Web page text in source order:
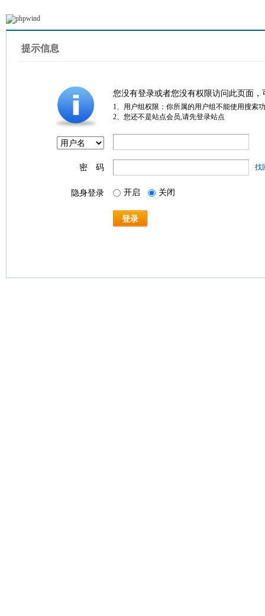
提示信息
您没有登录或者您没有权限访问此页面
1、用户组权限：你所属的用户组不能使用搜索
2、您还不是站点会员,请先登录站点
密 码 找
隐身登录 开启 关闭
登录